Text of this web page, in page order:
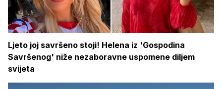
Ljeto joj savršeno stoji! Helena iz 'Gospodina
Savršenog' niže nezaboravne uspomene diljem
svijeta